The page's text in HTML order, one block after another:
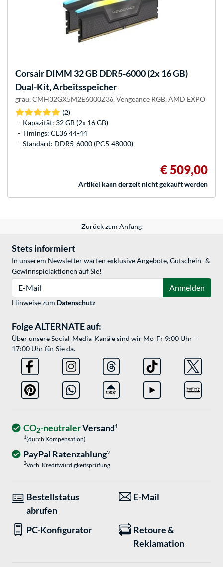
CorsairDIMM 32 GB DDR5-6000 (2x 16 GB)
Dual-Kit, Arbeitsspeicher
grau, CMH32GX5M2E6000Z36, Vengeance RGB, AMD EXPO
(2)
Kapazität: 32 GB (2x 16 GB)
Timings: CL36 44-44
Standard: DDR5-6000 (PC5-48000)
€ 509,00
Artikel kann derzeit nicht gekauft werden
Zurück zum Anfang
Stets informiert
In unserem Newsletter warten exklusive Angebote, Gutschein- &
Gewinnspielaktionen auf Sie!
Anmelden
Hinweise zum Datenschutz
Folge ALTERNATE auf:
Über unsere Social-Media-Kanäle sind wir Mo-Fr 9:00 Uhr -
17:00 Uhr für Sie da.
CO2-neutralerVersand1
1(durch Kompensation)
PayPal Ratenzahlung2
2Vorb. Kreditwürdigkeitsprüfung
Bestellstatus
abrufen
E-Mail
PC-Konfigurator
Retoure &
Reklamation